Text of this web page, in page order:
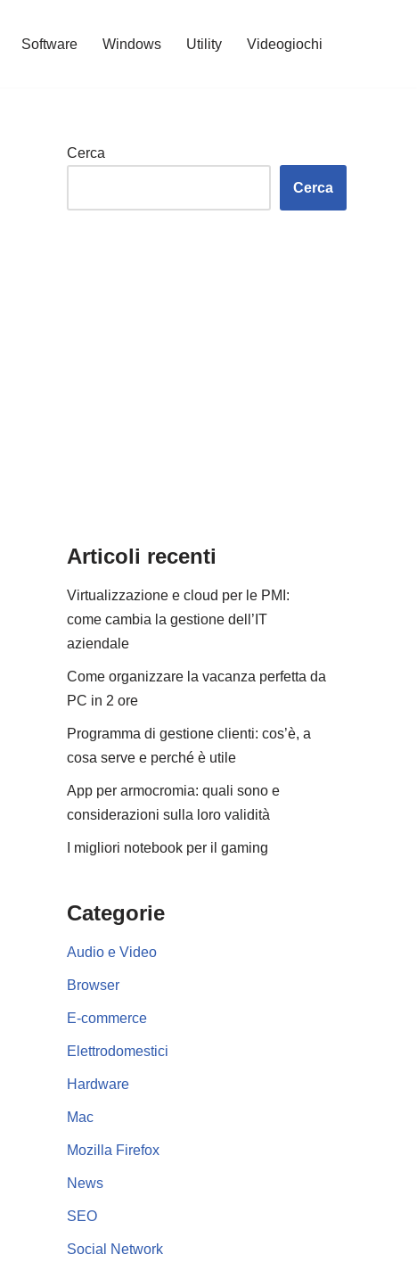
Software Windows Utility Videogiochi
Cerca
Cerca
Articoli recenti
Virtualizzazione e cloud per le PMI:
come cambia la gestione dell’IT
aziendale
Come organizzare la vacanza perfetta da
PC in 2 ore
Programma di gestione clienti: cos’è, a
cosa serve e perché è utile
App per armocromia: quali sono e
considerazioni sulla loro validità
I migliori notebook per il gaming
Categorie
Audio e Video
Browser
E-commerce
Elettrodomestici
Hardware
Mac
Mozilla Firefox
News
SEO
Social Network